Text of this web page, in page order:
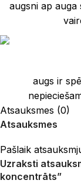
augsni ap
augs ir
Atsauksmes (0)
Atsauksmes
Pašlaik
Uzraksti
koncentrāts”